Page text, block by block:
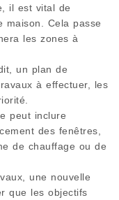
il est vital de
maison. Cela passe
les zones à
un plan de
à effectuer, les
peut inclure
des fenêtres,
de chauffage ou de
une nouvelle
que les objectifs